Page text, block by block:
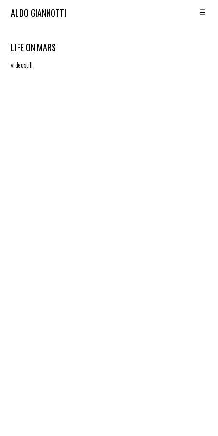
ALDO GIANNOTTI ☰
LIFE ON MARS
videostill